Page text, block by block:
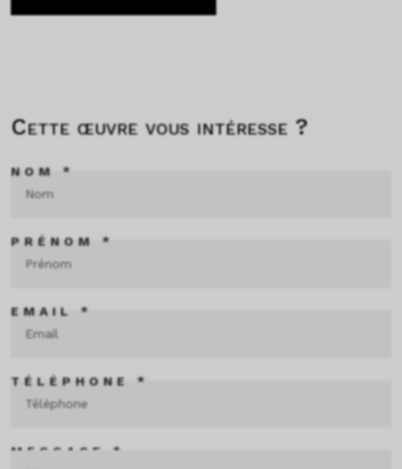
Cette œuvre vous intéresse ?
NOM *
PRÉNOM *
EMAIL *
TÉLÉPHONE *
MESSAGE *